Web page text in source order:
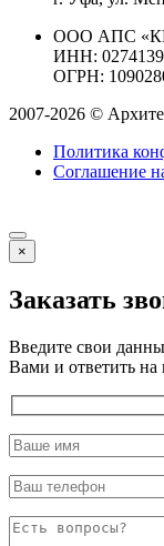
ООО АПС
ИНН:
ОГРН:
2007-2026 ©
Политика
Соглашение
×
Заказать
Введите свои
Вами и ответить